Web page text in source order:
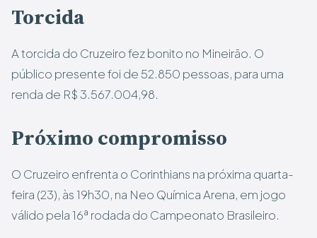
Torcida
A torcida do Cruzeiro fez bonito no Mineirão. O
público presente foi de 52.850 pessoas, para uma
renda de R$ 3.567.004,98.
Próximo compromisso
O Cruzeiro enfrenta o Corinthians na próxima quarta-
feira (23), às 19h30, na Neo Química Arena, em jogo
válido pela 16ª rodada do Campeonato Brasileiro.